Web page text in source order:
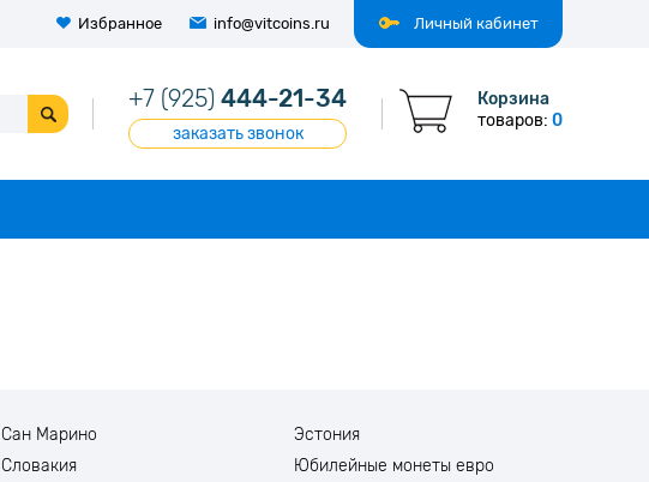
Личный кабинет
Избранное info@vitcoins.ru
+7 (925) 444-21-34
заказать звонок
Корзина
товаров: 0
Сан Марино
Словакия
Эстония
Юбилейные монеты евро